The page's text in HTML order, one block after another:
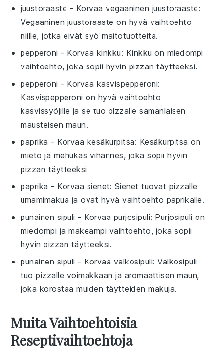
juustoraaste - Korvaavegaaninen juustoraaste:
Vegaaninen juustoraaste on hyvä vaihtoehto
niille, jotka eivät syö maitotuotteita.
pepperoni - Korvaa kinkku: Kinkku on miedompi
vaihtoehto, joka sopii hyvin pizzan täytteeksi.
pepperoni - Korvaa kasvispepperoni:
Kasvispepperoni on hyvä vaihtoehto
kasvissyöjille ja se tuo pizzalle samanlaisen
mausteisen maun.
paprika - Korvaa kesäkurpitsa: Kesäkurpitsa on
mieto ja mehukas vihannes, joka sopii hyvin
pizzan täytteeksi.
paprika - Korvaa sienet: Sienet tuovat pizzalle
umamimakua ja ovat hyvä vaihtoehto paprikalle.
punainen sipuli - Korvaa purjosipuli: Purjosipuli on
miedompi ja makeampi vaihtoehto, joka sopii
hyvin pizzan täytteeksi.
punainen sipuli - Korvaa valkosipuli: Valkosipuli
tuo pizzalle voimakkaan ja aromaattisen maun,
joka korostaa muiden täytteiden makuja.
Muita Vaihtoehtoisia
Reseptivaihtoehtoja